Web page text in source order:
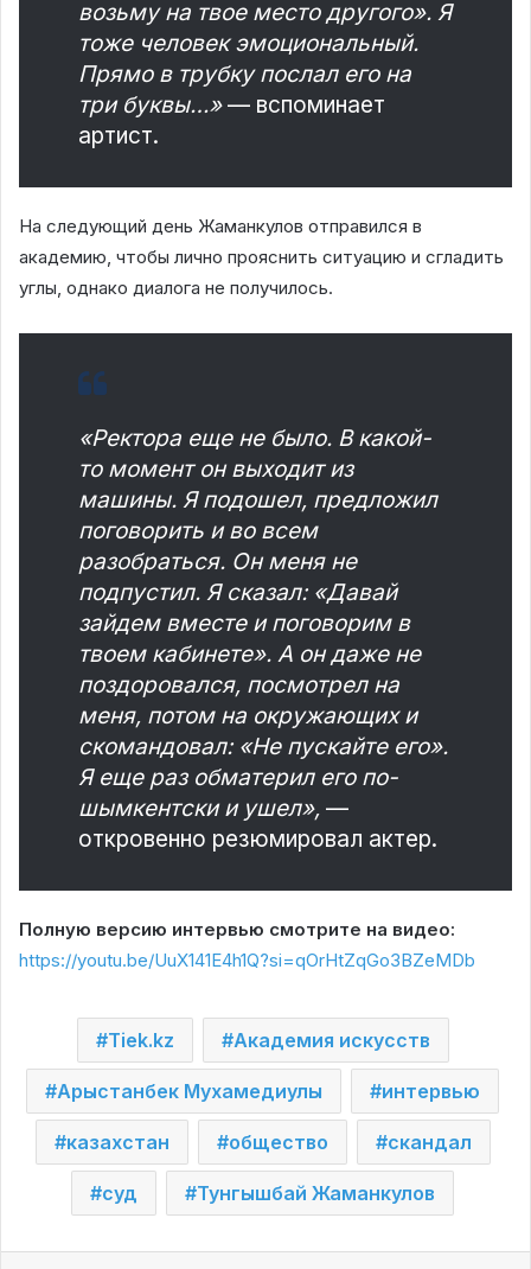
возьму на твое место другого». Я
тоже человек эмоциональный.
Прямо в трубку послал его на
три буквы…»— вспоминает
артист.
На следующий день Жаманкулов отправился в
академию, чтобы лично прояснить ситуацию и сгладить
углы, однако диалога не получилось.
«Ректора еще не было. В какой-
то момент он выходит из
машины. Я подошел, предложил
поговорить и во всем
разобраться. Он меня не
подпустил. Я сказал: «Давай
зайдем вместе и поговорим в
твоем кабинете». А он даже не
поздоровался, посмотрел на
меня, потом на окружающих и
скомандовал: «Не пускайте его».
Я еще раз обматерил его по-
шымкентски и ушел», —
откровенно резюмировал актер.
Полную версию интервью смотрите на видео:
https://youtu.be/UuX141E4h1Q?si=qOrHtZqGo3BZeMDb
Tiek.kz Академия искусств
Арыстанбек Мухамедиулы интервью
казахстан общество скандал
суд Тунгышбай Жаманкулов